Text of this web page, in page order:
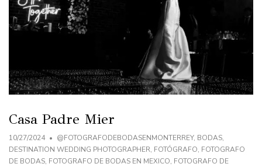
Casa Padre Mier
10/27/2024 @FOTOGRAFODEBODASENMONTERREY, BODAS,
DESTINATION WEDDING PHOTOGRAPHER, FOTÓGRAFO, FOTOGRAFO
DE BODAS, FOTOGRAFO DE BODAS EN MEXICO, FOTOGRAFO DE